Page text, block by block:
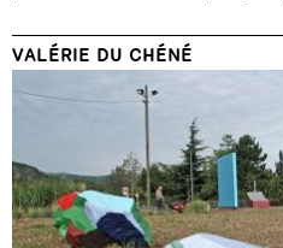
VALÉRIE DU CHÉNÉ